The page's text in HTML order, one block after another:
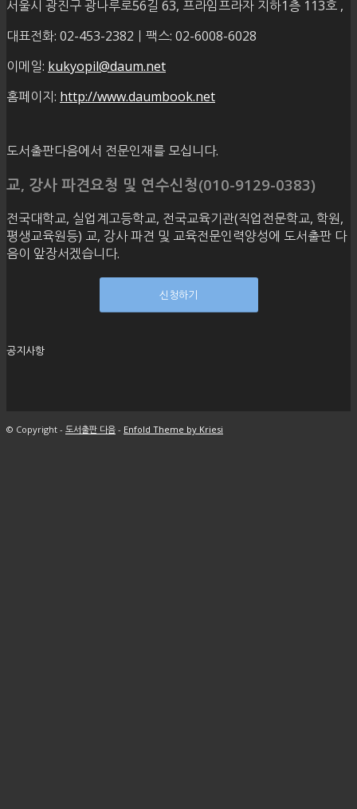
서울시 광진구 광나루로56길 63, 프라임프라자 지하1층 113호 ,
대표전화: 02-453-2382ㅣ팩스: 02-6008-6028
이메일: kukyopil@daum.net
홈페이지: http://www.daumbook.net
도서출판다음에서 전문인재를 모십니다.
교, 강사 파견요청 및 연수신청(010-9129-0383)
전국대학교, 실업계고등학교, 전국교육기관(직업전문학교, 학원,
평생교육원등) 교, 강사 파견 및 교육전문인력양성에 도서출판 다
음이 앞장서겠습니다.
신청하기
공지사항
© Copyright - 도서출판 다음 - Enfold Theme by Kriesi